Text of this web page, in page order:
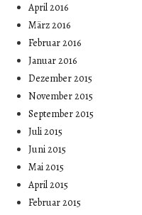
April 2016
März 2016
Februar 2016
Januar 2016
Dezember 2015
November 2015
September 2015
Juli 2015
Juni 2015
Mai 2015
April 2015
Februar 2015